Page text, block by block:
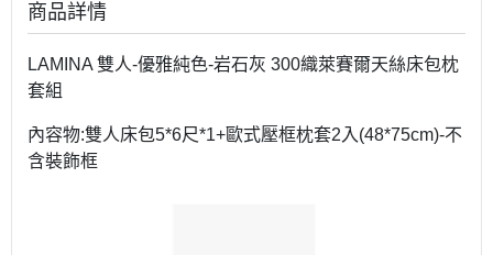
商品詳情
LAMINA 雙人-優雅純色-岩石灰 300織萊賽爾天絲床包枕
套組
內容物:雙人床包5*6尺*1+歐式壓框枕套2入(48*75cm)-不
含裝飾框